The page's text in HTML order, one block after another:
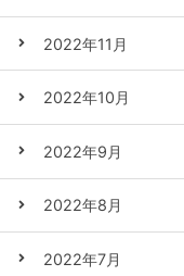
2022年11月
2022年10月
2022年9月
2022年8月
2022年7月